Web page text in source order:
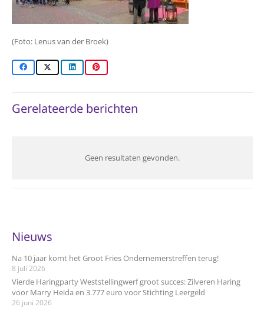
(Foto: Lenus van der Broek)
Gerelateerde berichten
Geen resultaten gevonden.
Nieuws
Na 10 jaar komt het Groot Fries Ondernemerstreffen terug!
8 juli 2026
Vierde Haringparty Weststellingwerf groot succes: Zilveren Haring
voor Marry Heida en 3.777 euro voor Stichting Leergeld
26 juni 2026